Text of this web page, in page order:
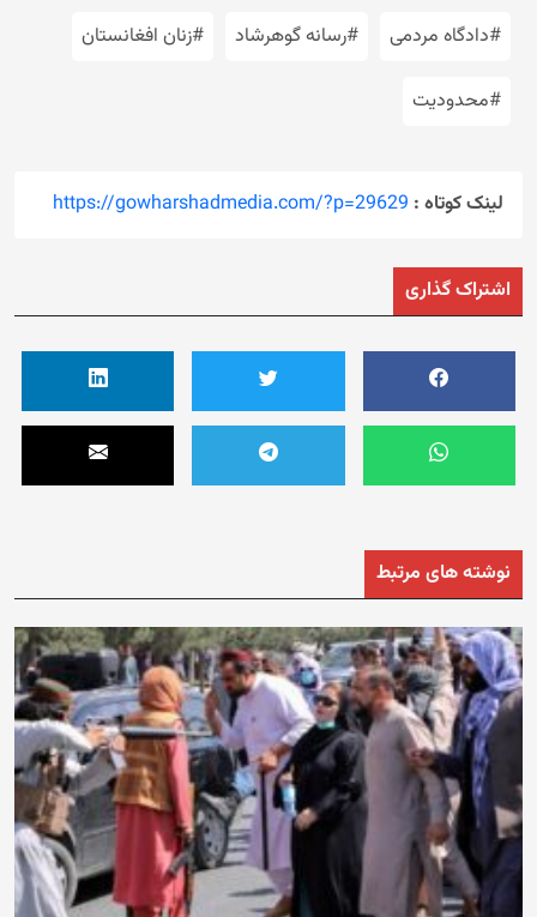
#دادگاه مردمی #رسانه گوهرشاد #زنان افغانستان
#محدودیت
لینک کوتاه : https://gowharshadmedia.com/?p=29629
اشتراک گذاری
نوشته های مرتبط